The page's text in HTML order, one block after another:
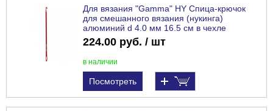
Для вязания "Gamma" HY Спица-крючок
для смешанного вязания (нукинга)
алюминий d 4.0 мм 16.5 см в чехле
красный
224.00 руб. / шт
в наличии
Посмотреть